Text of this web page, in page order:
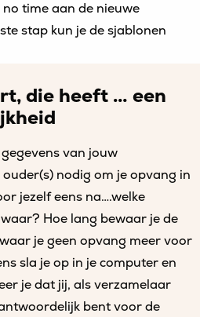
time aan de nieuwe
stap kun je de sjablonen
die heeft … een
van jouw
nodig om je opvang in
jezelf eens na….welke
Hoe lang bewaar je de
je geen opvang meer voor
sla je op in je computer en
je dat jij, als verzamelaar
bent voor de